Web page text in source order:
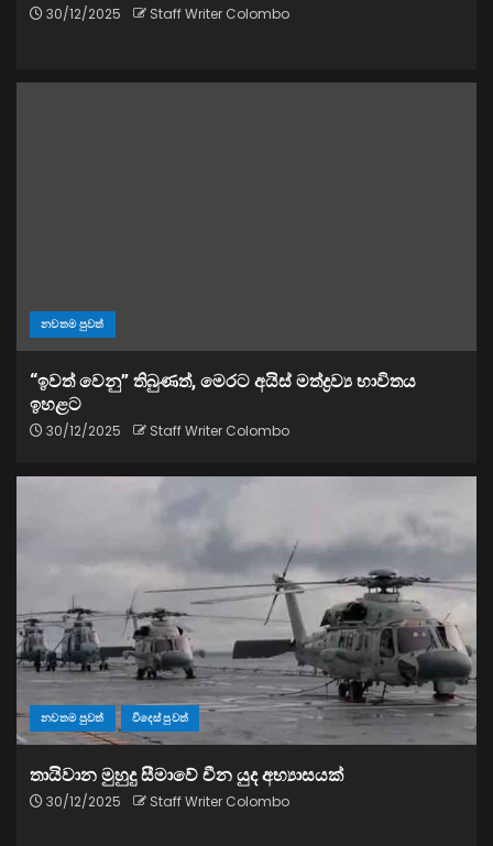
30/12/2025 Staff Writer Colombo
නවතම පුවත්
“ඉවත් වෙනු” තිබුණත්, මෙරට අයිස් මත්ද්‍රව්‍ය භාවිතය
ඉහළට
30/12/2025 Staff Writer Colombo
නවතම පුවත් විදෙස් පුවත්
තායිවාන මුහුදු සීමාවේ චීන යුද අභ්‍යාසයක්
30/12/2025 Staff Writer Colombo